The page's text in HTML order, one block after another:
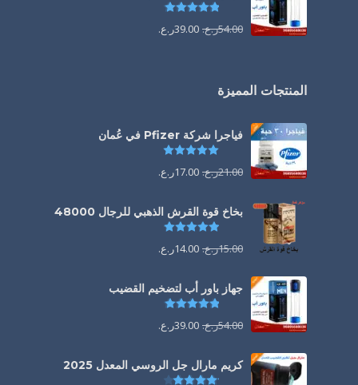
تم التقييم
54.00ر.ع. 39.00ر.ع.
المنتجات المميزة
فياجرا شركة Pfizer في عُمان
21.00ر.ع. 17.00ر.ع.
بخاخ قوة القرش الذهبي للرجال 48000
تم التقييم
15.00ر.ع. 14.00ر.ع.
جهاز باور أب لتضخيم القضيب
تم التقييم
54.00ر.ع. 39.00ر.ع.
كريم مارال جل الروسي المعدل 2025
تم التقييم